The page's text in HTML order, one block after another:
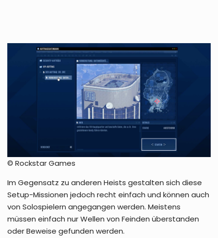
© Rockstar Games
Im Gegensatz zu anderen Heists gestalten sich diese
Setup-Missionen jedoch recht einfach und können auch
von Solospielern angegangen werden. Meistens
müssen einfach nur Wellen von Feinden überstanden
oder Beweise gefunden werden.